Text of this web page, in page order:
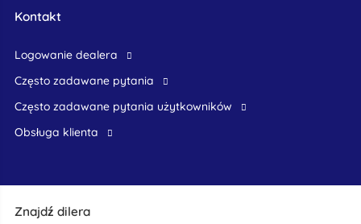
Znajdź dilera
Kontakt
logowanie dealera
Często zadawane pytania
często zadawane pytania użytkowników
obsługa klienta